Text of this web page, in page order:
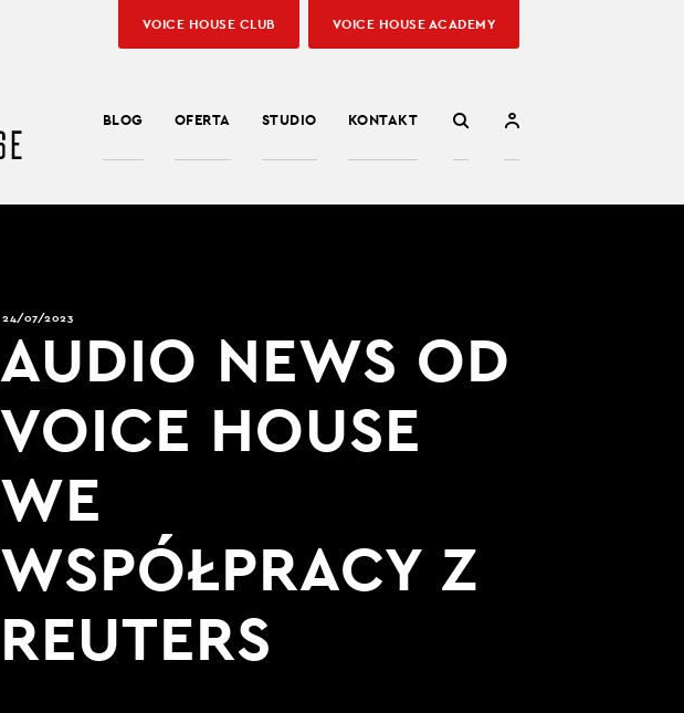
BLOG OFERTA STUDIO KONTAKT
VOICE HOUSE CLUB VOICE HOUSE ACADEMY
24/07/2023
AUDIO NEWS OD
VOICE HOUSE
WE
WSPÓŁPRACY Z
REUTERS